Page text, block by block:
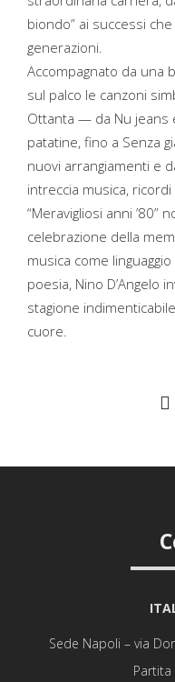
biondo” ai successi
generazioni.
Accompagnato da una
sul palco le canzoni
Ottanta — da Nu jeans
patatine, fino a Senza
nuovi arrangiamenti e
intreccia musica,
“Meravigliosi anni ’80”
celebrazione della
musica come
poesia, Nino D’Angelo
stagione
cuore.
Sede Napoli – via
Partita